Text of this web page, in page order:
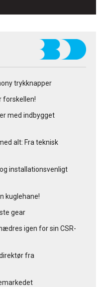
trykknapper
forskellen!
med indbygget
alt: Fra teknisk
installationsvenligt
kuglehane!
gear
igen for sin CSR-
fra